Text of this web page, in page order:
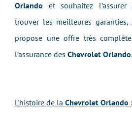
Orlando et souhaitez
trouver les meilleures
propose une offre très
l’assurance des Chevrolet Orlando.
L'histoire de la Chevrolet Orlando :